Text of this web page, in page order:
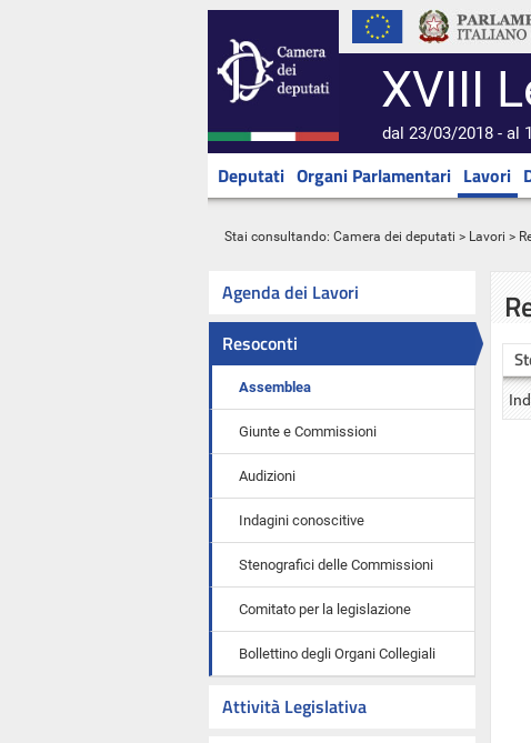
XVIII
dal 23/03/2018 - al
Deputati Organi Parlamentari Lavori
Stai consultando: Camera dei deputati > Lavori >
Agenda dei Lavori
Resoconti
Assemblea
Giunte e Commissioni
Audizioni
Indagini conoscitive
Stenografici delle Commissioni
Comitato per la legislazione
Bollettino degli Organi Collegiali
Attività Legislativa